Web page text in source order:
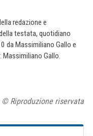
redazione e
testata, quotidiano
da Massimiliano Gallo e
Gallo.
Riproduzione riservata